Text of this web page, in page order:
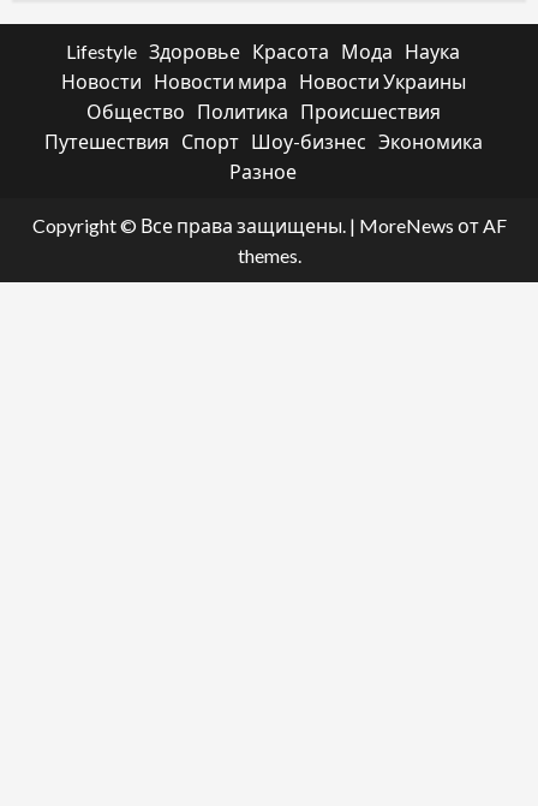
Lifestyle Здоровье Красота Мода
Наука
Новости
Новости мира
Новости Украины
Общество
Политика
Происшествия
Путешествия
Спорт Шоу-бизнес Экономика
Разное
Copyright © Все права защищены. | MoreNews от AF
themes.